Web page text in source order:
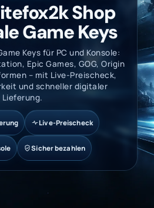
Shop
Game Keys
Keys für PC und Konsole:
Epic Games, GOG, Origin
– mit Live-Preischeck,
und schneller digitaler
Lieferung.
Live-Preischeck
Sicher bezahlen